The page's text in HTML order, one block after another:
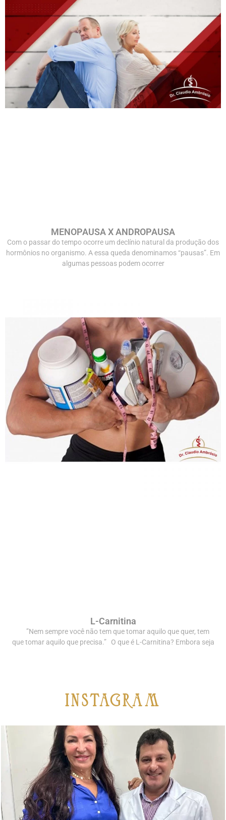
MENOPAUSA X ANDROPAUSA
Com o passar do tempo ocorre um declínio natural da produção dos
hormônios no organismo. A essa queda denominamos “pausas”. Em
algumas pessoas podem ocorrer
L-Carnitina
”Nem sempre você não tem que tomar aquilo que quer, tem
que tomar aquilo que precisa.” O que é L-Carnitina? Embora seja
iNSTAGRAM